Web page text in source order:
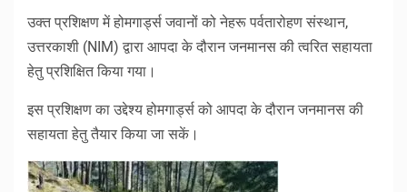
उक्त प्रशिक्षण में होमगार्ड्स जवानों को नेहरू पर्वतारोहण संस्थान,
उत्तरकाशी (NIM) द्वारा आपदा के दौरान जनमानस की त्वरित सहायता
हेतु प्रशिक्षित किया गया।
इस प्रशिक्षण का उद्देश्य होमगार्ड्स को आपदा के दौरान जनमानस की
सहायता हेतु तैयार किया जा सकें।